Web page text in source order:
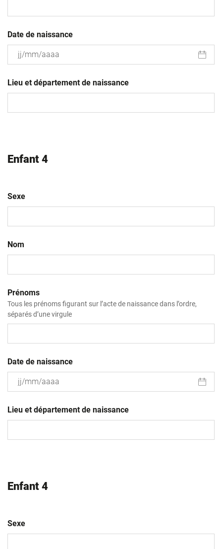
Date de naissance
slash
MM
Lieu et département de naissance
Enfant 4
Sexe
Nom
Prénoms
Tous les prénoms figurant sur l’acte de naissance dans l’ordre,
séparés d’une virgule
Date de naissance
slash
MM
Lieu et département de naissance
Enfant 4
Sexe